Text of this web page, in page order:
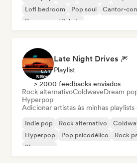
Lofi bedroom
Pop soul
Cantor-
Pop suave / Balada
Late Night Drives 🎆
Playlist
> 2000 feedbacks enviados
Rock alternativoColdwaveDream
Hyperpop
Adicionar artistas às minhas
Indie pop Rock alternativo
Hyperpop
Pop psicodélico
Rock
Shoegaze